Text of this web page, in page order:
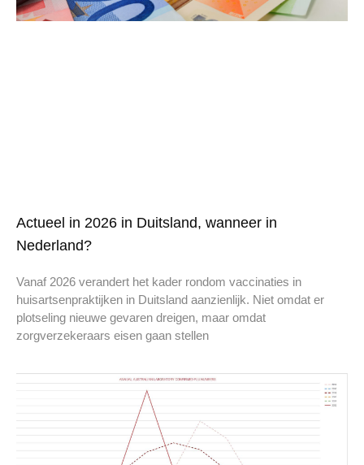
Actueel in 2026 in Duitsland, wanneer in
Nederland?
Vanaf 2026 verandert het kader rondom vaccinaties in
huisartsenpraktijken in Duitsland aanzienlijk. Niet omdat er
plotseling nieuwe gevaren dreigen, maar omdat
zorgverzekeraars eisen gaan stellen